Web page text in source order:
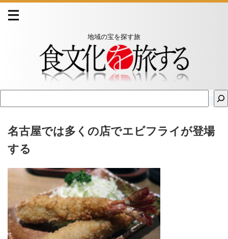
地域の宝を探す旅
名古屋では多くの店でエビフライが登場
する